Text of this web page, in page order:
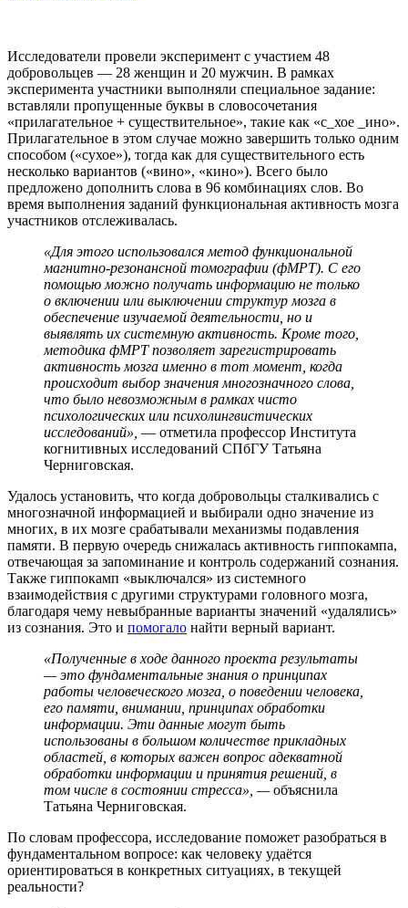
Исследователи провели эксперимент с участием 48
добровольцев — 28 женщин и 20 мужчин. В рамках
эксперимента участники выполняли специальное задание:
вставляли пропущенные буквы в словосочетания
«прилагательное + существительное», такие как «с_хое _ино».
Прилагательное в этом случае можно завершить только одним
способом («сухое»), тогда как для существительного есть
несколько вариантов («вино», «кино»). Всего было
предложено дополнить слова в 96 комбинациях слов. Во
время выполнения заданий функциональная активность мозга
участников отслеживалась.
«Для этого использовался метод функциональной
магнитно-резонансной томографии (фМРТ). С его
помощью можно получать информацию не только
о включении или выключении структур мозга в
обеспечение изучаемой деятельности, но и
выявлять их системную активность. Кроме того,
методика фМРТ позволяет зарегистрировать
активность мозга именно в тот момент, когда
происходит выбор значения многозначного слова,
что было невозможным в рамках чисто
психологических или психолингвистических
исследований», — отметила профессор Института
когнитивных исследований СПбГУ Татьяна
Черниговская.
Удалось установить, что когда добровольцы сталкивались с
многозначной информацией и выбирали одно значение из
многих, в их мозге срабатывали механизмы подавления
памяти. В первую очередь снижалась активность гиппокампа,
отвечающая за запоминание и контроль содержаний сознания.
Также гиппокамп «выключался» из системного
взаимодействия с другими структурами головного мозга,
благодаря чему невыбранные варианты значений «удалялись»
из сознания. Это и помогало найти верный вариант.
«Полученные в ходе данного проекта результаты
— это фундаментальные знания о принципах
работы человеческого мозга, о поведении человека,
его памяти, внимании, принципах обработки
информации. Эти данные могут быть
использованы в большом количестве прикладных
областей, в которых важен вопрос адекватной
обработки информации и принятия решений, в
том числе в состоянии стресса», —объяснила
Татьяна Черниговская.
По словам профессора, исследование поможет разобраться в
фундаментальном вопросе: как человеку удаётся
ориентироваться в конкретных ситуациях, в текущей
реальности?